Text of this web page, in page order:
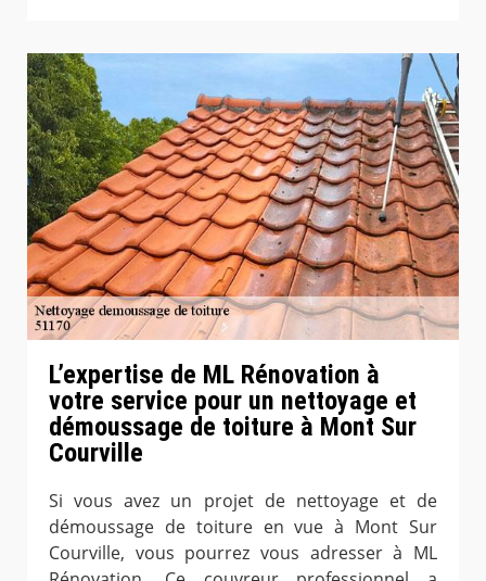
L’expertise de ML Rénovation à
votre service pour un nettoyage et
démoussage de toiture à Mont Sur
Courville
Si vous avez un projet de nettoyage et de
démoussage de toiture en vue à Mont Sur
Courville, vous pourrez vous adresser à ML